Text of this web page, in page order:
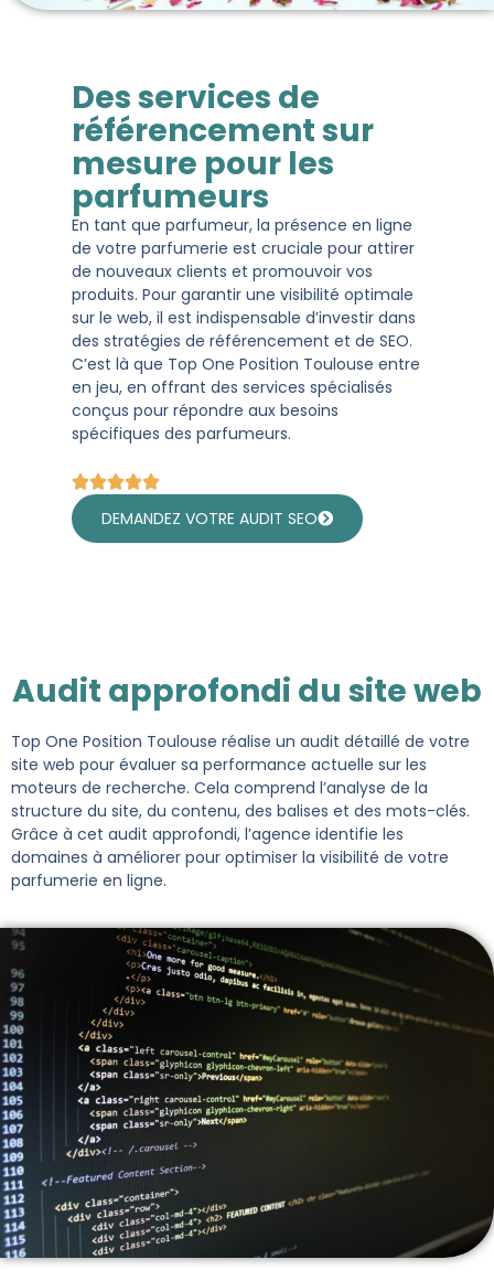
Des services de
référencement sur
mesure pour les
parfumeurs
En tant que parfumeur, la présence en ligne
de votre parfumerie est cruciale pour attirer
de nouveaux clients et promouvoir vos
produits. Pour garantir une visibilité optimale
sur le web, il est indispensable d’investir dans
des stratégies de référencement et de SEO.
C’est là que Top One Position Toulouse entre
en jeu, en offrant des services spécialisés
conçus pour répondre aux besoins
spécifiques des parfumeurs.
DEMANDEZ VOTRE AUDIT SEO
Audit approfondi du site web
Top One Position Toulouse réalise un audit détaillé de votre
site web pour évaluer sa performance actuelle sur les
moteurs de recherche. Cela comprend l’analyse de la
structure du site, du contenu, des balises et des mots-clés.
Grâce à cet audit approfondi, l’agence identifie les
domaines à améliorer pour optimiser la visibilité de votre
parfumerie en ligne.